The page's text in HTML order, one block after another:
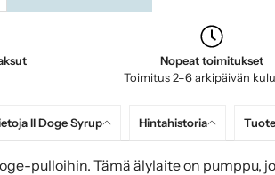
Nopeat toimitukset
Toimitus 2–6 arkipäivän
Il Doge Syrup Hintahistoria
pulloihin. Tämä älylaite on pumppu,